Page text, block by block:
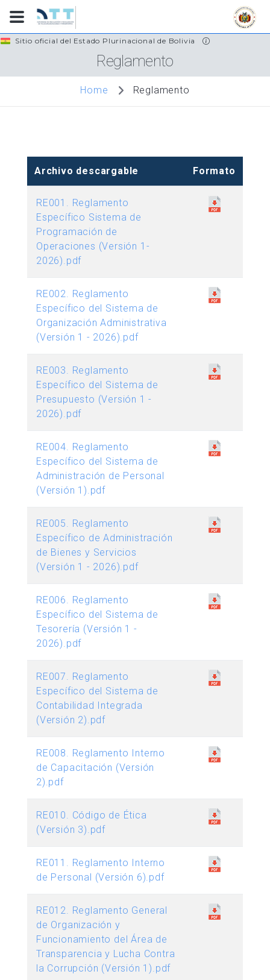
Skip
to
main
content
Sitio oficial del Estado Plurinacional de Bolivia
Reglamento
Home Reglamento
Archivo descargable Formato
RE001. Reglamento
Específico Sistema de
Programación de
Operaciones (Versión 1-
2026).pdf
RE002. Reglamento
Específico del Sistema de
Organización Administrativa
(Versión 1 - 2026).pdf
RE003. Reglamento
Específico del Sistema de
Presupuesto (Versión 1 -
2026).pdf
RE004. Reglamento
Específico del Sistema de
Administración de Personal
(Versión 1).pdf
RE005. Reglamento
Específico de Administración
de Bienes y Servicios
(Versión 1 - 2026).pdf
RE006. Reglamento
Específico del Sistema de
Tesorería (Versión 1 -
2026).pdf
RE007. Reglamento
Específico del Sistema de
Contabilidad Integrada
(Versión 2).pdf
RE008. Reglamento Interno
de Capacitación (Versión
2).pdf
RE010. Código de Ética
(Versión 3).pdf
RE011. Reglamento Interno
de Personal (Versión 6).pdf
RE012. Reglamento General
de Organización y
Funcionamiento del Área de
Transparencia y Lucha Contra
la Corrupción (Versión 1).pdf